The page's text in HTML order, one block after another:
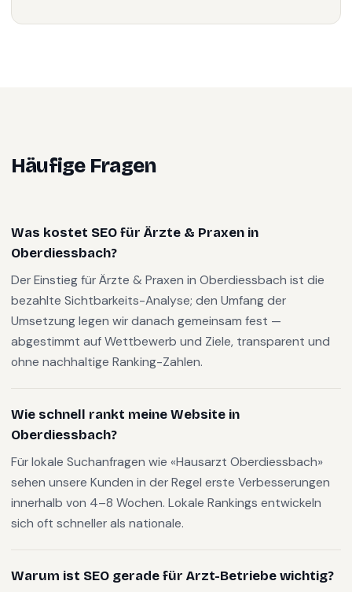
Häufige Fragen
Was kostet SEO für Ärzte & Praxen in
Oberdiessbach?
Der Einstieg für Ärzte & Praxen in Oberdiessbach ist die
bezahlte Sichtbarkeits-Analyse; den Umfang der
Umsetzung legen wir danach gemeinsam fest —
abgestimmt auf Wettbewerb und Ziele, transparent und
ohne nachhaltige Ranking-Zahlen.
Wie schnell rankt meine Website in
Oberdiessbach?
Für lokale Suchanfragen wie «Hausarzt Oberdiessbach»
sehen unsere Kunden in der Regel erste Verbesserungen
innerhalb von 4–8 Wochen. Lokale Rankings entwickeln
sich oft schneller als nationale.
Warum ist SEO gerade für Arzt-Betriebe wichtig?